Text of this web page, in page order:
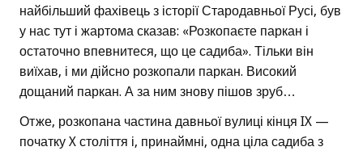
найбільший фахівець з історії Стародавньої Русі, був
у нас тут і жартома сказав: «Розкопаєте паркан і
остаточно впевнитеся, що це садиба». Тільки він
виїхав, і ми дійсно розкопали паркан. Високий
дощаний паркан. А за ним знову пішов зруб…
Отже, розкопана частина давньої вулиці кінця IX —
початку X століття і, принаймні, одна ціла садиба з